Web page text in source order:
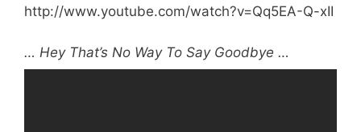
http://www.youtube.com/watch?v=Qq5EA-Q-xII
… Hey That’s No Way To Say Goodbye …